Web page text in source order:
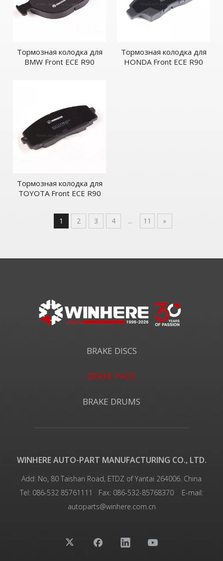
Тормозная колодка для
BMW Front ECE R90
Тормозная колодка для
HONDA Front ECE R90
Тормозная колодка для
TOYOTA Front ECE R90
1 2 3 4 ... 11 »
BRAKE DISCS
BRAKE PADS
BRAKE DRUMS
WINHERE AUTO-PART MANUFACTURING CO., LTD.
Add: No, 80 Taishan Road, ETDZ of Yantai 264006. China
Tel: 086-532 85761111
Fax: 086-532-85768370 E-mail:
autoparts@winhere.com.cn